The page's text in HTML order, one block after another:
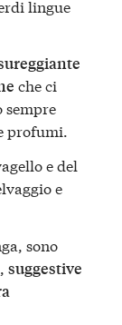
lingue
che ci
sempre
profumi.
e del
e
sono
suggestive